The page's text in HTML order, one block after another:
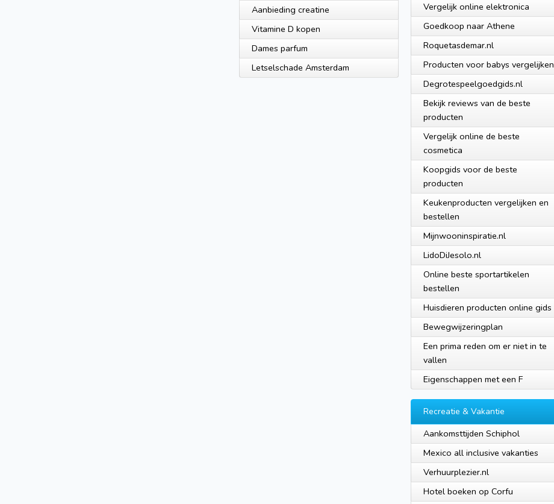
Aanbieding creatine
Vitamine D kopen
Dames parfum
Letselschade Amsterdam
Vergelijk online elektronica
Goedkoop naar Athene
Roquetasdemar.nl
Producten voor babys vergelijken
Degrotespeelgoedgids.nl
Bekijk reviews van de beste
producten
Vergelijk online de beste
cosmetica
Koopgids voor de beste
producten
Keukenproducten vergelijken en
bestellen
Mijnwooninspiratie.nl
LidoDiJesolo.nl
Online beste sportartikelen
bestellen
Huisdieren producten online gids
Bewegwijzeringplan
Een prima reden om er niet in te
vallen
Eigenschappen met een F
Recreatie & Vakantie
Aankomsttijden Schiphol
Mexico all inclusive vakanties
Verhuurplezier.nl
Hotel boeken op Corfu